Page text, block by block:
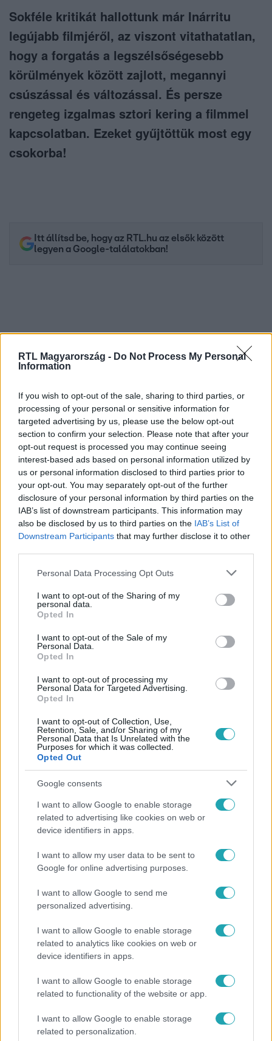
RTL Magyarország - Do Not Process My Personal
Information
If you wish to opt-out of the sale, sharing to third parties, or
processing of your personal or sensitive information for
targeted advertising by us, please use the below opt-out
section to confirm your selection. Please note that after your
opt-out request is processed you may continue seeing
interest-based ads based on personal information utilized by
us or personal information disclosed to third parties prior to
your opt-out. You may separately opt-out of the further
disclosure of your personal information by third parties on the
IAB’s list of downstream participants. This information may
also be disclosed by us to third parties on the IAB’s List of
Downstream Participants that may further disclose it to other
Please note that this website/app uses one or more Google
not limited to your visit or usage behaviour. You may click to
grant or deny consent to Google and its third-party tags to
use your data for below specified purposes in below Google
consent section.
Personal Data Processing Opt Outs
I want to opt-out of the Sharing of my
personal data.
Opted In
I want to opt-out of the Sale of my
Personal Data.
Opted In
I want to opt-out of processing my
Personal Data for Targeted Advertising.
Opted In
I want to opt-out of Collection, Use,
Retention, Sale, and/or Sharing of my
Personal Data that Is Unrelated with the
Purposes for which it was collected.
Opted Out
Google consents
I want to allow Google to enable storage
related to advertising like cookies on web or
device identifiers in apps.
I want to allow my user data to be sent to
Google for online advertising purposes.
I want to allow Google to send me
personalized advertising.
I want to allow Google to enable storage
related to analytics like cookies on web or
device identifiers in apps.
I want to allow Google to enable storage
related to functionality of the website or app.
I want to allow Google to enable storage
related to personalization.
Sokféle kritikát hallottunk már Inárritu
legújabb filmjéről, az viszont vitathatatlan,
hogy a forgatás a legszélsőségesebb
körülmények között zajlott, megannyi
csúszással és változással. És persze
rengeteg izgalmas sztori kering a filmmel
kapcsolatban. Ezeket gyűjtöttük most egy
csokorba!
Itt állítsd be, hogy az RTL.hu az elsők között
legyen a Google-találatokban!
Kövess minket, és értesülj a friss hírekről a
Facebookon is!
Követem
#CINEMAKLUB #A VISSZATÉRŐ
KULISSZATITKOK
SEAN PENN #SAMUEL L. JACKSON
Népszerű
Rubint Réka: A mai napig nem jött vissza a 100%-
os tüdőkapacitásom